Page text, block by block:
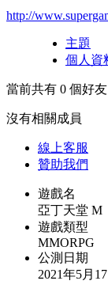
http://
主題
個人資
當前共有 0 個好友
沒有相關成員
線上客服
贊助我們
遊戲名
亞丁天堂 M
遊戲類型
MMORPG
公測日期
2021年5月17